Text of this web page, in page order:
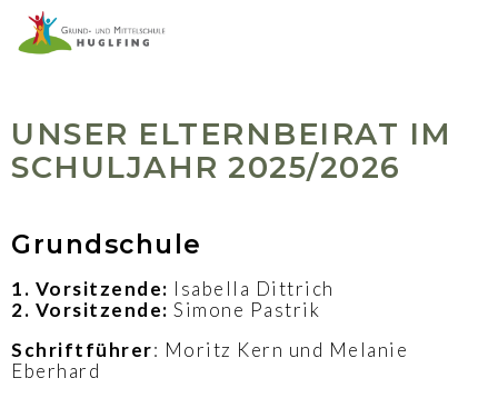
UNSER ELTERNBEIRAT IM
SCHULJAHR 2025/2026
Grundschule
1. Vorsitzende: Isabella Dittrich
2. Vorsitzende: Simone Pastrik
Schriftführer: Moritz Kern und Melanie
Eberhard